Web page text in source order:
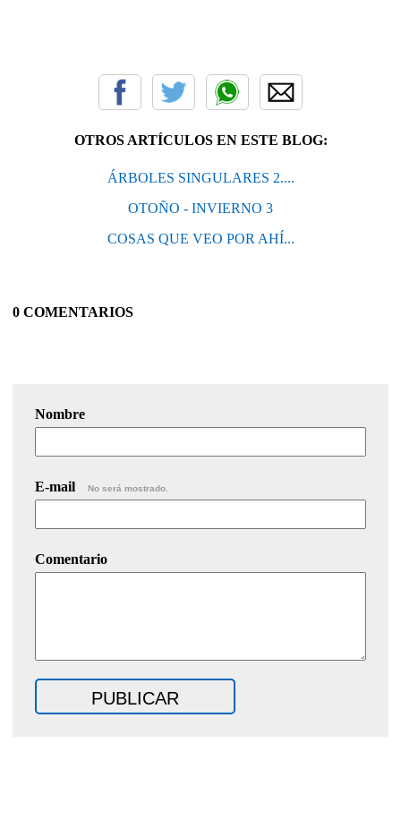
OTROS ARTÍCULOS EN ESTE BLOG:
ÁRBOLES SINGULARES 2....
OTOÑO - INVIERNO 3
COSAS QUE VEO POR AHÍ...
0 COMENTARIOS
Nombre
E-mail No será mostrado.
Comentario